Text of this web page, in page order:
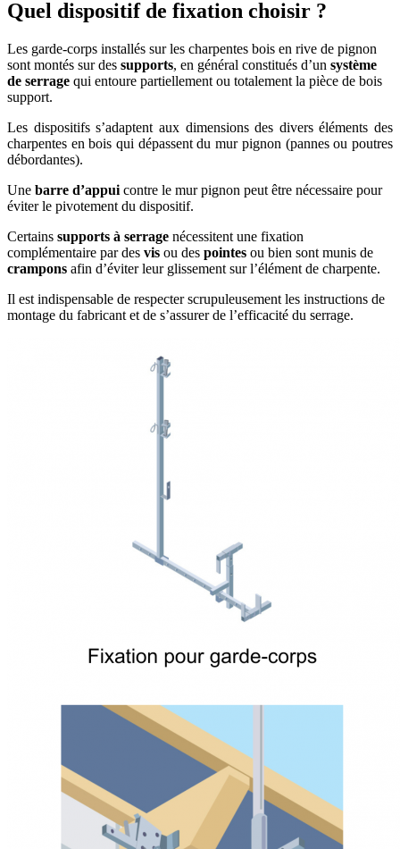
Quel dispositif de fixation choisir ?
Les garde-corps installés sur les charpentes bois en rive de pignon
sont montés sur des supports, en général constitués d’un système
de serrage qui entoure partiellement ou totalement la pièce de bois
support.
Les dispositifs s’adaptent aux dimensions des divers éléments des
charpentes en bois qui dépassent du mur pignon (pannes ou poutres
débordantes).
Une barre d’appui contre le mur pignon peut être nécessaire pour
éviter le pivotement du dispositif.
Certains supports à serrage nécessitent une fixation
complémentaire par des vis ou des pointes ou bien sont munis de
crampons afin d’éviter leur glissement sur l’élément de charpente.
Il est indispensable de respecter scrupuleusement les instructions de
montage du fabricant et de s’assurer de l’efficacité du serrage.